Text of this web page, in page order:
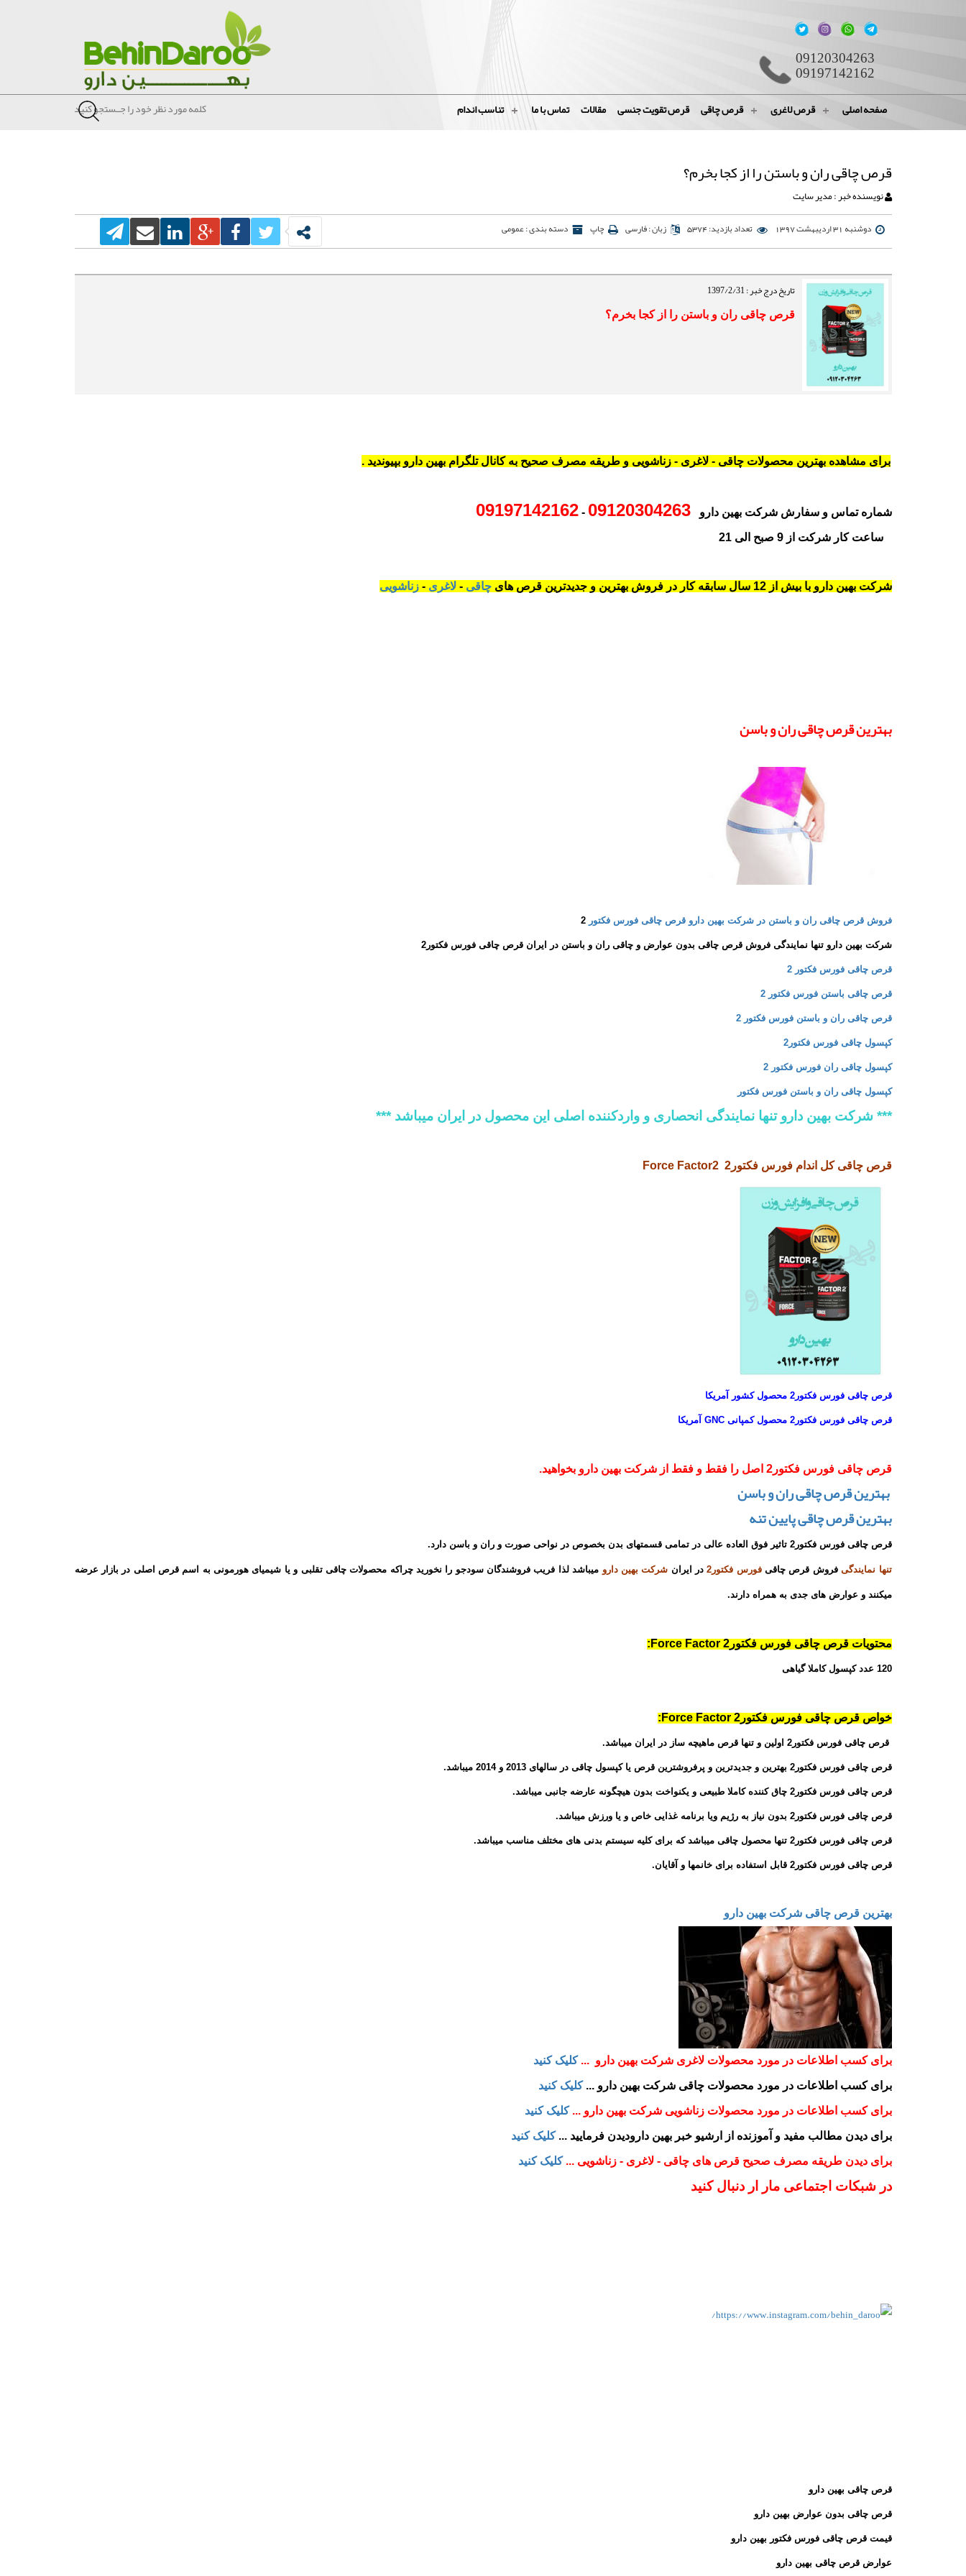
09120304263
09197142162
صفحه اصلی قرص لاغری قرص چاقی قرص تقویت جنسی مقالات تماس با ما تناسب اندام
قرص چاقی ران و باستن را از کجا بخرم؟
نویسنده خبر : مدیر سایت
دوشنبه 31 اردیبهشت 1397 تعداد بازدید: 5374 زبان : فارسی چاپ دسته بندی : عمومی
تاریخ درج خبر : 1397/2/31
قرص چاقی ران و باستن را از کجا بخرم؟
برای مشاهده بهترین محصولات چاقی - لاغری - زناشویی و طریقه مصرف صحیح به کانال تلگرام بهین دارو بپیوندید .
شماره تماس و سفارش شرکت بهین دارو09120304263
-
09197142162
ساعت کار شرکت از 9 صبح الی 21
شرکت بهین دارو با بیش از 12 سال سابقه کار در فروش بهترین و جدیدترین قرص های چاقی -لاغری -زناشویی
بهترین قرص چاقی ران و باسن
فروش قرص چاقی ران و باستن در شرکت بهین دارو قرص چاقی فورس فکتور2
شرکت بهین دارو تنها نمایندگی فروش قرص چاقی بدون عوارض و چاقی ران و باستن در ایران قرص چاقی فورس فکتور2
قرص چاقی فورس فکتور 2
قرص چاقی باستن فورس فکتور 2
قرص چاقی ران و باستن فورس فکتور 2
کپسول چاقی فورس فکتور2
کپسول چاقی ران فورس فکتور 2
کپسول چاقی ران و باستن فورس فکتور
*** شرکت بهین دارو تنها نمایندگی انحصاری و واردکننده اصلی این محصول در ایران میباشد ***
قرص چاقی کل اندام فورس فکتور2 Force Factor2
قرص چاقی فورس فکتور2 محصول کشور آمریکا
قرص چاقی فورس فکتور2 محصول کمپانی GNC آمریکا
قرص چاقی فورس فکتور2 اصل را فقط و فقط از شرکت بهین دارو بخواهید.
بهترین قرص چاقی ران و باسن
بهترین قرص چاقی پایین تنه
قرص چاقی فورس فکتور2 تاثیر فوق العاده عالی در تمامی قسمتهای بدن بخصوص در نواحی صورت و ران و باسن دارد.
تنها نمایندگیفروش قرص چاقیفورس فکتور2 در ایران شرکت بهین دارو میباشد لذا فریب فروشندگان سودجو را نخورید چراکه محصولات چاقی تقلبی و یا شیمیای هورمونی به اسم قرص اصلی در بازار عرضه
میکنند و عوارض های جدی به همراه دارند.
محتویات قرص چاقی فورس فکتور2 Force Factor:
120 عدد کپسول کاملا گیاهی
خواص قرص چاقی فورس فکتور2 Force Factor:
قرص چاقی فورس فکتور2 اولین و تنها قرص ماهیچه ساز در ایران میباشد.
قرص چاقی فورس فکتور2 بهترین و جدیدترین و پرفروشترین قرص یا کپسول چاقی در سالهای 2013 و 2014 میباشد.
قرص چاقی فورس فکتور2 چاق کننده کاملا طبیعی و یکنواخت بدون هیچگونه عارضه جانبی میباشد.
قرص چاقی فورس فکتور2 بدون نیاز به رژیم ویا برنامه غذایی خاص و یا ورزش میباشد.
قرص چاقی فورس فکتور2 تنها محصول چاقی میباشد که برای کلیه سیستم بدنی های مختلف مناسب میباشد.
قرص چاقی فورس فکتور2 قابل استفاده برای خانمها و آقایان.
بهترین قرص چاقی شرکت بهین دارو
برای کسب اطلاعات در مورد محصولات لاغری شرکت بهین دارو ...کلیک کنید
برای کسب اطلاعات در مورد محصولات چاقی شرکت بهین دارو ...کلیک کنید
برای کسب اطلاعات در مورد محصولات زناشویی شرکت بهین دارو ...کلیک کنید
برای دیدن مطالب مفید و آموزنده از ارشیو خبر بهین دارودیدن فرمایید ...کلیک کنید
برای دیدن طریقه مصرف صحیح قرص های چاقی - لاغری - زناشویی ...کلیک کنید
در شبکات اجتماعی مار ار دنبال کنید
قرص چاقی بهین دارو
قرص چاقی بدون عوارض بهین دارو
قیمت قرص چاقی فورس فکتور بهین دارو
عوارض قرص چاقی بهین دارو